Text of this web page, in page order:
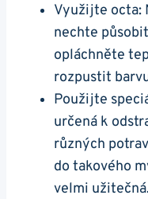
Využijte octa:
nechte
opláchněte
rozpustit
Použijte
určená k
různých
do takového
velmi